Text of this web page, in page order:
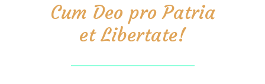
Cum Deo pro Patria
et Libertate!